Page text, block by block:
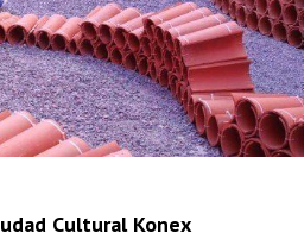
Cultural Konex